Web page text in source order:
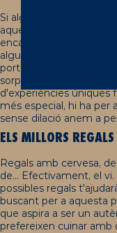
Si alguna vegada t'has
aquest article és per a
encanta rebre alguna
alguna cosa té a veure
portem una llista dels
sorprendre aquest amic
d'experiències úniques
més especial, hi ha per
sense dilació anem a
ELS MILLORS
Regals amb cervesa,
de… Efectivament, el
possibles regals
buscant per a aquesta
que aspira a ser un
prefereixen cuinar amb